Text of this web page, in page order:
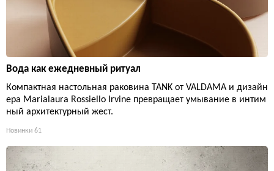
Вода как ежедневный ритуал
Компактная настольная раковина TANK от VALDAMA и дизайн
ера Marialaura Rossiello Irvine превращает умывание в интим
ный архитектурный жест.
Новинки 61